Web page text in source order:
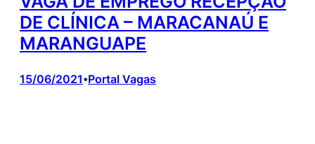
DE CLÍNICA – MARACANAÚ E
MARANGUAPE
15/06/2021•Portal Vagas